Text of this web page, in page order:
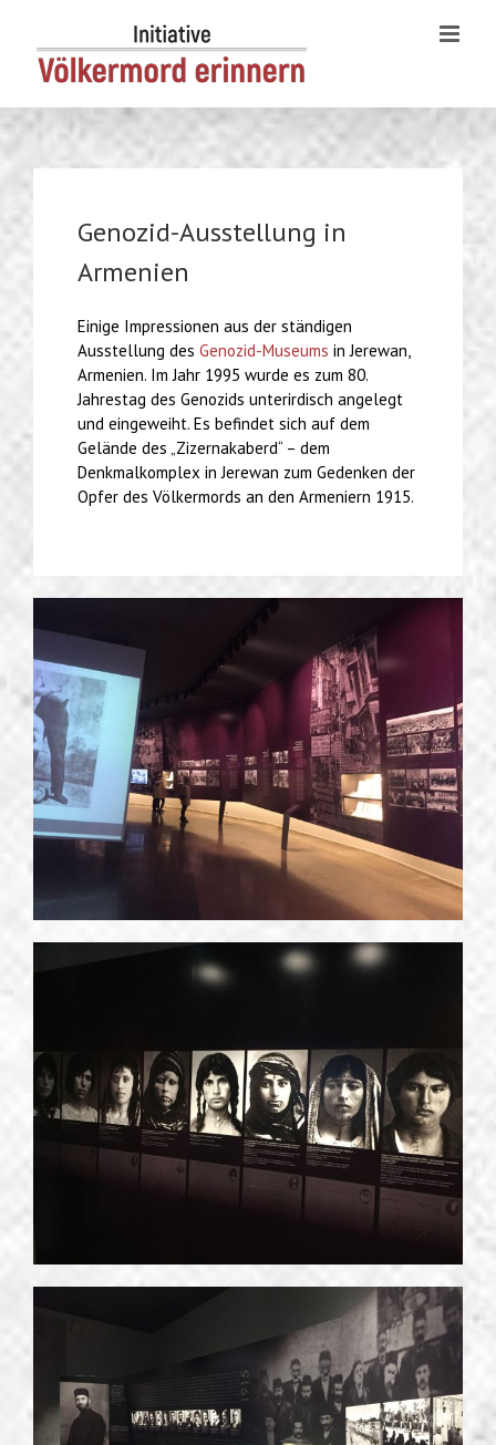
content
Genozid-Ausstellung in
Armenien
Einige Impressionen aus der ständigen
Ausstellung des Genozid-Museums in Jerewan,
Armenien. Im Jahr 1995 wurde es zum 80.
Jahrestag des Genozids unterirdisch angelegt
und eingeweiht. Es befindet sich auf dem
Gelände des „Zizernakaberd“ – dem
Denkmalkomplex in Jerewan zum Gedenken der
Opfer des Völkermords an den Armeniern 1915.